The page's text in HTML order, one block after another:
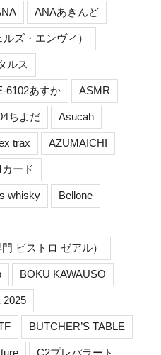
ANAあきんど
ズ・エンヴィ）
ルス
6102あすか ASMR
ちよだ Asucah
trax AZUMAICHI
ード
whisky Bellone
ビストロ ゼアル）
BOKU KAWAUSO
2025
BUTCHER’S TABLE
C2プレパラート